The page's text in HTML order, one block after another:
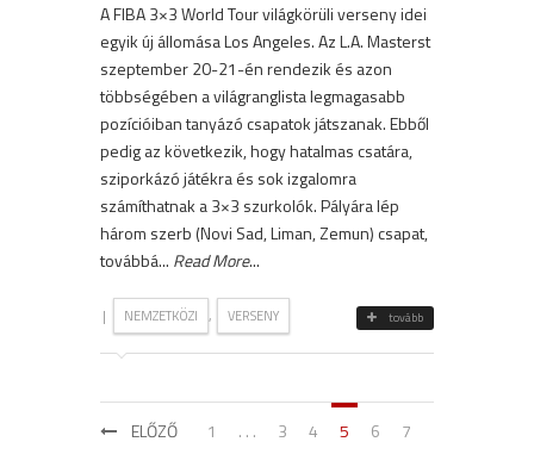
A FIBA 3×3 World Tour világkörüli verseny idei
egyik új állomása Los Angeles. Az L.A. Masterst
szeptember 20-21-én rendezik és azon
többségében a világranglista legmagasabb
pozícióiban tanyázó csapatok játszanak. Ebből
pedig az következik, hogy hatalmas csatára,
sziporkázó játékra és sok izgalomra
számíthatnak a 3×3 szurkolók. Pályára lép
három szerb (Novi Sad, Liman, Zemun) csapat,
továbbá... Read More...
| NEMZETKÖZI , VERSENY tovább
ELŐZŐ 1 . . . 3 4 5 6 7